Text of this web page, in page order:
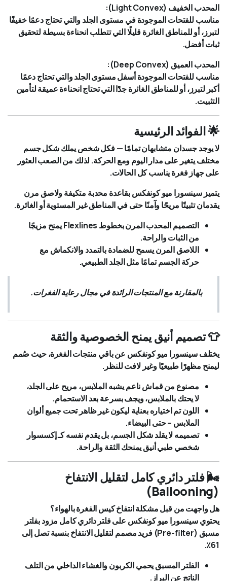
المحدب الخفيف (Light Convex):
مناسب للفتحات الموجودة في مستوى الجلد والتي تحتاج دعمًا خفيفًا
لتبرز، أو للمناطق الغائرة قليلًا التي تتطلب انحناءة بسيطة لتحقيق
ثبات أفضل.
المحدب العميق (Deep Convex):
مناسب للفتحات الموجودة أسفل مستوى الجلد والتي تحتاج دعمًا
أكبر لتبرز، أو للمناطق الغائرة جدًا التي تحتاج انحناءة عميقة لتأمين
التثبيت.
🌟 الفوائد الرئيسية
لا يوجد جسدان متشابهان تمامًا — فكل شخص يملك شكل جسم
مختلف يتغير على مدار اليوم ومع الحركة. لذلك من الصعب العثور
على جهاز فغرة يناسب كل الحالات.
يتميز سينسورا ميو كونفكس بقاعدة محدبة متكيفة ولاصق مرن
يقدمان تثبيتًا مريحًا وآمنًا حتى في المناطق غير المستوية أو الغائرة.
التصميم المحدب المرن بخطوط Flexlines يمنح مزيجًا
من الثبات والراحة.
اللاصق المرن يسمح للضمادة بالتمدد والانكماش مع
حركة الجسم تمامًا مثل الجلد الطبيعي.
بالمقارنة مع المنتجات الرائدة في مجال رعاية الفغرات.
👕 تصميم أنيق يمنح الخصوصية والثقة
يختلف سينسورا ميو كونفكس عن باقي منتجات الفغرة، حيث صُمم
ليمنح مظهرًا طبيعيًا وغير لافت للنظر.
مصنوع من قماش ناعم يشبه الملابس، مريح على الجلد،
لا يحتك بالملابس، ويجف بسرعة بعد الاستحمام.
اللون تم اختياره بعناية ليكون غير ظاهر تحت جميع ألوان
الملابس – حتى البيضاء.
تصميمه لا يقلد شكل الجسم، بل يقدم نفسه كـ إكسسوار
شخصي طبي أنيق يمنحك الثقة والراحة.
🌬️ فلتر دائري كامل لتقليل الانتفاخ
(Ballooning)
هل واجهت من قبل مشكلة انتفاخ كيس الفغرة بالهواء؟
يحتوي سينسورا ميو كونفكس على فلتر دائري كامل مزود بفلتر
مسبق (Pre-filter) فريد مصمم لتقليل الانتفاخ بنسبة تصل إلى
61٪.
الفلتر المسبق يحمي الكربون والغشاء الداخلي من التلف
الناتج عن البراز.